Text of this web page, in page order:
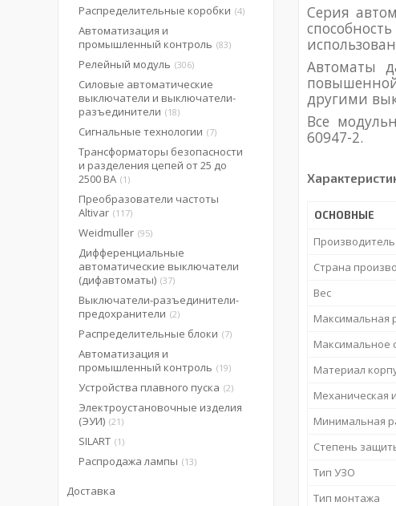
Серия
Автоматы
другими
Все
60947-2.
ОСНОВНЫЕ
Производитель
Страна
Вес
Максимальная
Максимальное
Материал
Механическая
Минимальная
Степень
Тип УЗО
Тип монтажа
Распределительные коробки 4
Автоматизация и
промышленный контроль 83
Релейный модуль 306
Силовые автоматические
выключатели и выключатели-
разъединители
18
Сигнальные технологии 7
Трансформаторы безопасности
и разделения цепей от 25 до
2500 ВА 1
Преобразователи частоты
Altivar 117
Weidmuller 95
Дифференциальные
автоматические выключатели
(дифавтоматы) 37
Выключатели-разъединители-
предохранители 2
Распределительные блоки 7
Автоматизация и
промышленный контроль
19
Устройства плавного пуска 2
Электроустановочные изделия
(ЭУИ) 21
SILART 1
Распродажа лампы 13
Доставка